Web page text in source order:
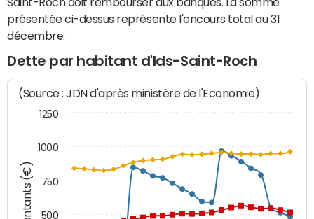
Saint-Roch doit rembourser aux banques. La somme
présentée ci-dessus représente l'encours total au 31
décembre.
Dette par habitant d'Ids-Saint-Roch
Montants (€)
(Source : JDN d'après ministère de l'Economie)
1000
500
750
1250